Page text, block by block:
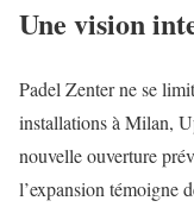
Une vision
Padel Zenter ne se
installations à Milan,
nouvelle ouverture
l’expansion témoigne